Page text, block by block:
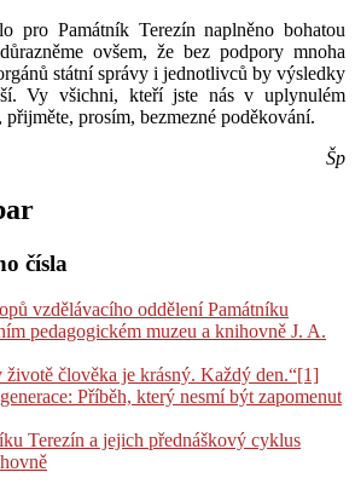
pro Památník Terezín naplněno bohatou
ovšem, že bez podpory mnoha
státní správy i jednotlivců by výsledky
Vy všichni, kteří jste nás v uplynulém
prosím, bezmezné poděkování.
Šp
čísla
vzdělávacího oddělení Památníku
pedagogickém muzeu a knihovně J. A.
člověka je krásný. Každý den.“[1]
Příběh, který nesmí být zapomenut
Terezín a jejich přednáškový cyklus